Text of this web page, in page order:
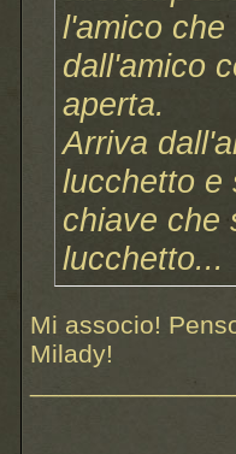
l'amico
dall'amico
aperta.
Arriva
lucchetto e
chiave che
lucchetto...
Mi associo!
Milady!